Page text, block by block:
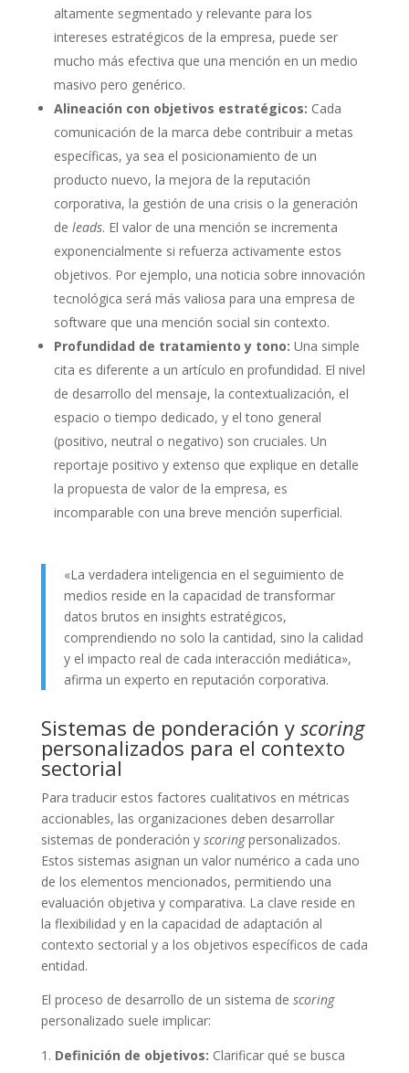
altamente segmentado y relevante para los
intereses estratégicos de la empresa, puede ser
mucho más efectiva que una mención en un medio
masivo pero genérico.
Alineación con objetivos estratégicos: Cada
comunicación de la marca debe contribuir a metas
específicas, ya sea el posicionamiento de un
producto nuevo, la mejora de la reputación
corporativa, la gestión de una crisis o la generación
de leads. El valor de una mención se incrementa
exponencialmente si refuerza activamente estos
objetivos. Por ejemplo, una noticia sobre innovación
tecnológica será más valiosa para una empresa de
software que una mención social sin contexto.
Profundidad de tratamiento y tono: Una simple
cita es diferente a un artículo en profundidad. El nivel
de desarrollo del mensaje, la contextualización, el
espacio o tiempo dedicado, y el tono general
(positivo, neutral o negativo) son cruciales. Un
reportaje positivo y extenso que explique en detalle
la propuesta de valor de la empresa, es
incomparable con una breve mención superficial.
«La verdadera inteligencia en el seguimiento de
medios reside en la capacidad de transformar
datos brutos en insights estratégicos,
comprendiendo no solo la cantidad, sino la calidad
y el impacto real de cada interacción mediática»,
afirma un experto en reputación corporativa.
Sistemas de ponderación y scoring
personalizados para el contexto
sectorial
Para traducir estos factores cualitativos en métricas
accionables, las organizaciones deben desarrollar
sistemas de ponderación y scoringpersonalizados.
Estos sistemas asignan un valor numérico a cada uno
de los elementos mencionados, permitiendo una
evaluación objetiva y comparativa. La clave reside en
la flexibilidad y en la capacidad de adaptación al
contexto sectorial y a los objetivos específicos de cada
entidad.
El proceso de desarrollo de un sistema de scoring
personalizado suele implicar:
Definición de objetivos: Clarificar qué se busca